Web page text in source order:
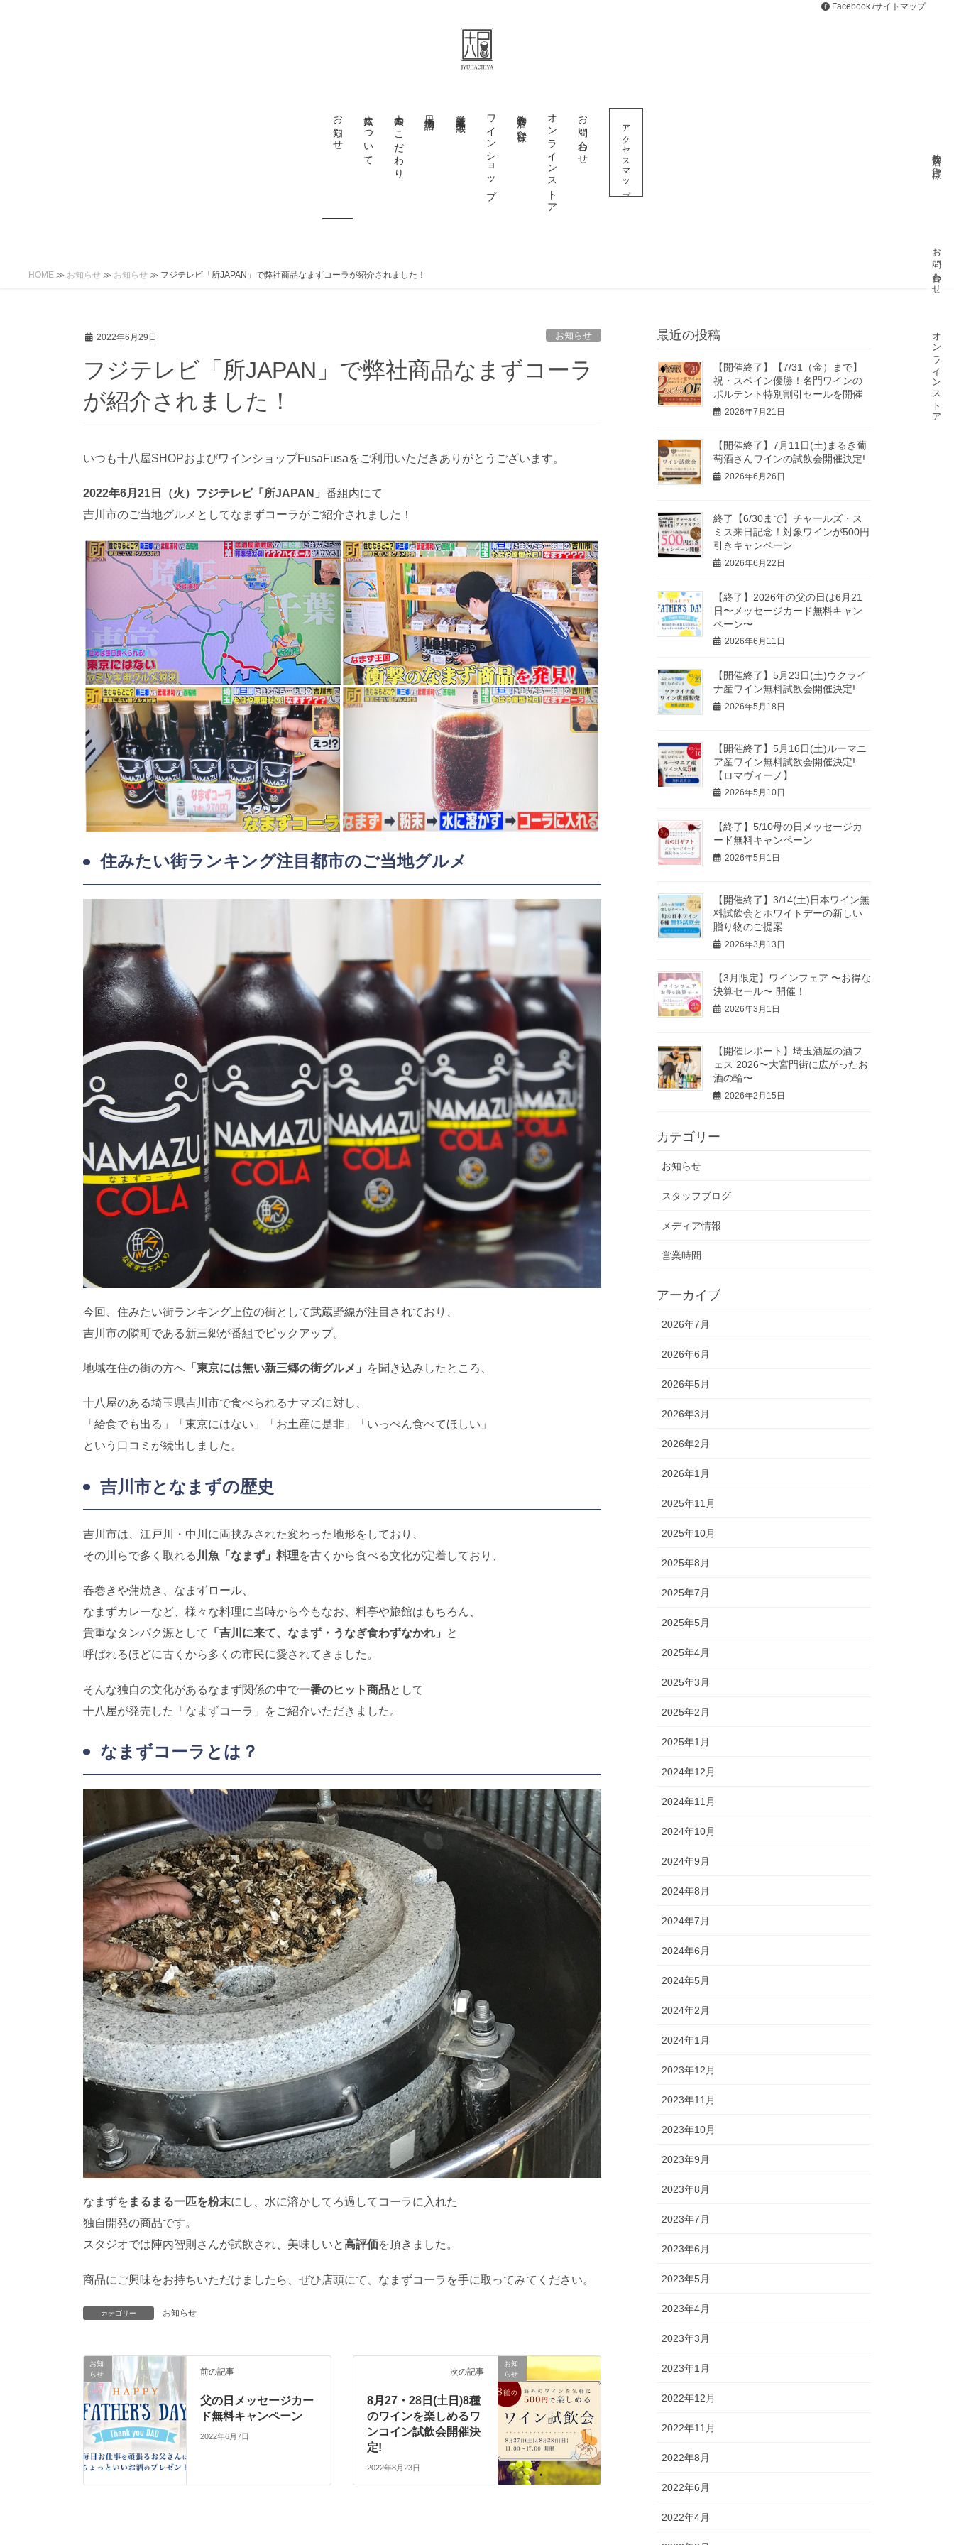
Facebook/サイトマップ
お知らせ 十八屋について 十八屋のこだわり ワインショップ 飲食店の皆様へ オンラインストア お問い合わせ アクセスマップ
HOME ≫ お知らせ ≫ お知らせ ≫ フジテレビ「所JAPAN」で弊社商品なまずコーラが紹介されました！
2022年6月29日 お知らせ
フジテレビ「所JAPAN」で弊社商品なまずコーラ
が紹介されました！
いつも十八屋SHOPおよびワインショップFusaFusaをご利用いただきありがとうございます。
2022年6月21日（火）フジテレビ「所JAPAN」 番組内にて
吉川市のご当地グルメとしてなまずコーラがご紹介されました！
住みたい街ランキング注目都市のご当地グルメ
今回、住みたい街ランキング上位の街として武蔵野線が注目されており、
吉川市の隣町である新三郷が番組でピックアップ。
地域在住の街の方へ 「東京には無い新三郷の街グルメ」 を聞き込みしたところ、
十八屋のある埼玉県吉川市で食べられるナマズに対し、
「給食でも出る」「東京にはない」「お土産に是非」「いっぺん食べてほしい」
という口コミが続出しました。
吉川市となまずの歴史
吉川市は、江戸川・中川に両挟みされた変わった地形をしており、
その川らで多く取れる 川魚「なまず」料理を古くから食べる文化が定着しており、
春巻きや蒲焼き、なまずロール、
なまずカレーなど、様々な料理に当時から今もなお、料亭や旅館はもちろん、
貴重なタンパク源として
「吉川に来て、なまず・うなぎ食わずなかれ」
と
呼ばれるほどに古くから多くの市民に愛されてきました。
そんな独自の文化があるなまず関係の中で一番のヒット商品として
十八屋が発売した「なまずコーラ」をご紹介いただきました。
なまずコーラとは？
なまずを まるまる一匹を粉末にし、水に溶かしてろ過してコーラに入れた
独自開発の商品です。
スタジオでは陣内智則さんが試飲され、美味しいと高評価を頂きました。
商品にご興味をお持ちいただけましたら、ぜひ店頭にて、なまずコーラを手に取ってみてください。
カテゴリー お知らせ
お知
らせ
前の記事
父の日メッセージカー
ド無料キャンペーン
2022年6月7日
お知
らせ
次の記事
8月27・28日(土日)8種
のワインを楽しめるワ
ンコイン試飲会開催決
定!
2022年8月23日
最近の投稿
【開催終了】【7/31（金）まで】
祝・スペイン優勝！名門ワインの
ポルテント特別割引セールを開催
2026年7月21日
【開催終了】7月11日(土)まるき葡
萄酒さんワインの試飲会開催決定!
2026年6月26日
終了【6/30まで】チャールズ・ス
ミス来日記念！対象ワインが500円
引きキャンペーン
2026年6月22日
【終了】2026年の父の日は6月21
日〜メッセージカード無料キャン
ペーン〜
2026年6月11日
【開催終了】5月23日(土)ウクライ
ナ産ワイン無料試飲会開催決定!
2026年5月18日
【開催終了】5月16日(土)ルーマニ
ア産ワイン無料試飲会開催決定!
【ロマヴィーノ】
2026年5月10日
【終了】5/10母の日メッセージカ
ード無料キャンペーン
2026年5月1日
【開催終了】3/14(土)日本ワイン無
料試飲会とホワイトデーの新しい
贈り物のご提案
2026年3月13日
【3月限定】ワインフェア 〜お得な
決算セール〜 開催！
2026年3月1日
【開催レポート】埼玉酒屋の酒フ
ェス 2026〜大宮門街に広がったお
酒の輪〜
2026年2月15日
カテゴリー
お知らせ
スタッフブログ
メディア情報
営業時間
アーカイブ
2026年7月
2026年6月
2026年5月
2026年3月
2026年2月
2026年1月
2025年11月
2025年10月
2025年8月
2025年7月
2025年5月
2025年4月
2025年3月
2025年2月
2025年1月
2024年12月
2024年11月
2024年10月
2024年9月
2024年8月
2024年7月
2024年6月
2024年5月
2024年2月
2024年1月
2023年12月
2023年11月
2023年10月
2023年9月
2023年8月
2023年7月
2023年6月
2023年5月
2023年4月
2023年3月
2023年1月
2022年12月
2022年11月
2022年8月
2022年6月
2022年4月
飲食店の皆様へ
お問い合わせ
オンラインストア